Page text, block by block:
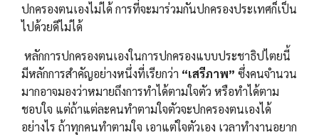
ปกครองตนเองไม่ได้ การที่จะมาร่วมกันปกครองประเทศก็เป็น
ไปด้วยดีไม่ได้
หลักการปกครองตนเองในการปกครองแบบประชาธิปไตยนี้
มีหลักการสำคัญอย่างหนึ่งที่เรียกว่า “เสรีภาพ” ซึ่งคนจำนวน
มากอาจมองว่าหมายถึงการทำได้ตามใจตัว หรือทำได้ตาม
ชอบใจ แต่ถ้าแต่ละคนทำตามใจตัวจะปกครองตนเองได้
อย่างไร ถ้าทุกคนทำตามใจ เอาแต่ใจตัวเอง เวลาทำงานอยาก